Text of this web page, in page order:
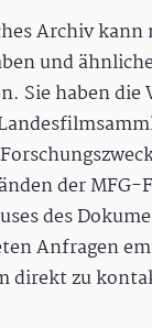
Archiv kann
und
Sie haben die
der
des
Anfragen
direkt zu